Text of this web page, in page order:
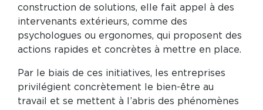
construction de solutions, elle fait appel à des
intervenants extérieurs, comme des
psychologues ou ergonomes, qui proposent des
actions rapides et concrètes à mettre en place.
Par le biais de ces initiatives, les entreprises
privilégient concrètement le bien-être au
travail et se mettent à l’abris des phénomènes